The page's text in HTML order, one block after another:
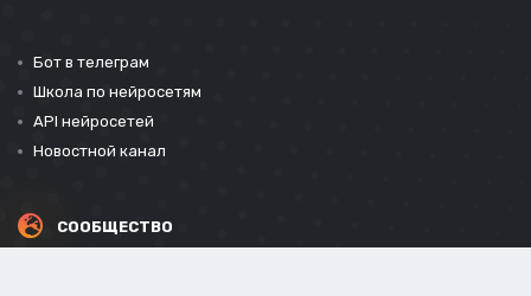
Бот в телеграм
Школа по нейросетям
API нейросетей
Новостной канал
СООБЩЕСТВО